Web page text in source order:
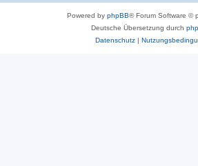
Powered by phpBB® Forum Software ©
Deutsche Übersetzung durch
Datenschutz|